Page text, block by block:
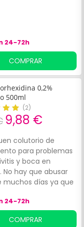
24-72h
COMPRAR
0,2%
500ml
(2)
9,88 €
colutorio de
para problemas
y boca en
No hay que abusar
muchos días ya que
24-72h
COMPRAR